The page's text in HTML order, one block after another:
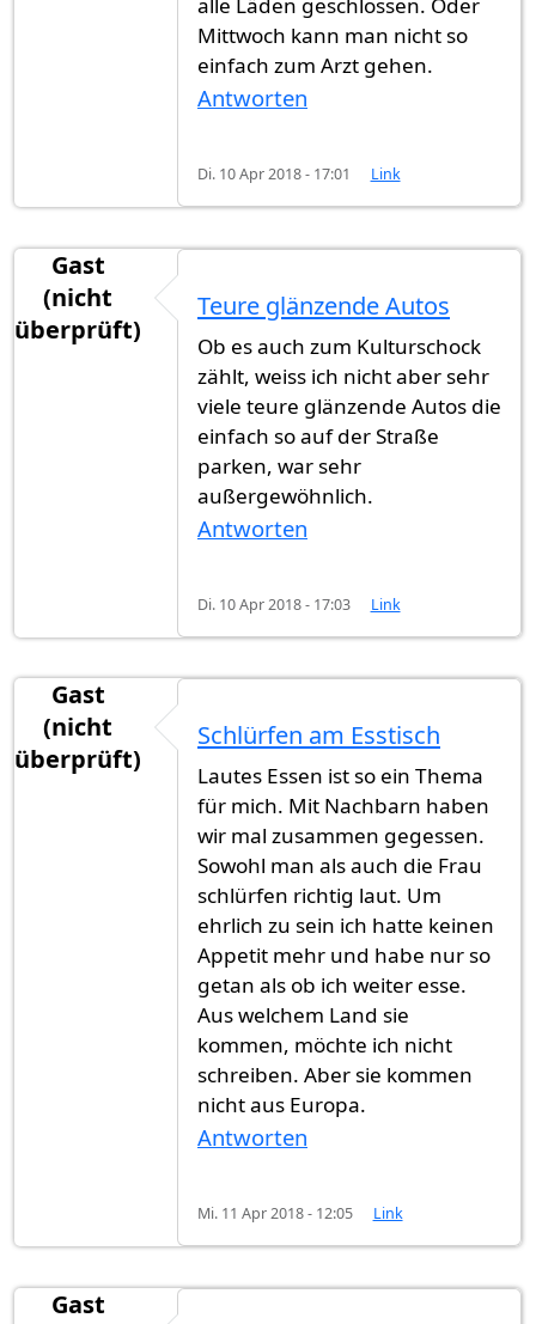
alle Läden geschlossen. Oder
Mittwoch kann man nicht so
einfach zum Arzt gehen.
Antworten
Di. 10 Apr 2018 - 17:01 Link
Gast
(nicht
überprüft)
Teure glänzende Autos
Ob es auch zum Kulturschock
zählt, weiss ich nicht aber sehr
viele teure glänzende Autos die
einfach so auf der Straße
parken, war sehr
außergewöhnlich.
Antworten
Di. 10 Apr 2018 - 17:03 Link
Gast
(nicht
überprüft)
Schlürfen am Esstisch
Lautes Essen ist so ein Thema
für mich. Mit Nachbarn haben
wir mal zusammen gegessen.
Sowohl man als auch die Frau
schlürfen richtig laut. Um
ehrlich zu sein ich hatte keinen
Appetit mehr und habe nur so
getan als ob ich weiter esse.
Aus welchem Land sie
kommen, möchte ich nicht
schreiben. Aber sie kommen
nicht aus Europa.
Antworten
Mi. 11 Apr 2018 - 12:05 Link
Gast